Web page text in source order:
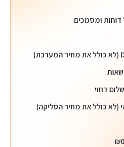
ומסמכים
דחוי
(לא כולל את מחיר הסליקה)